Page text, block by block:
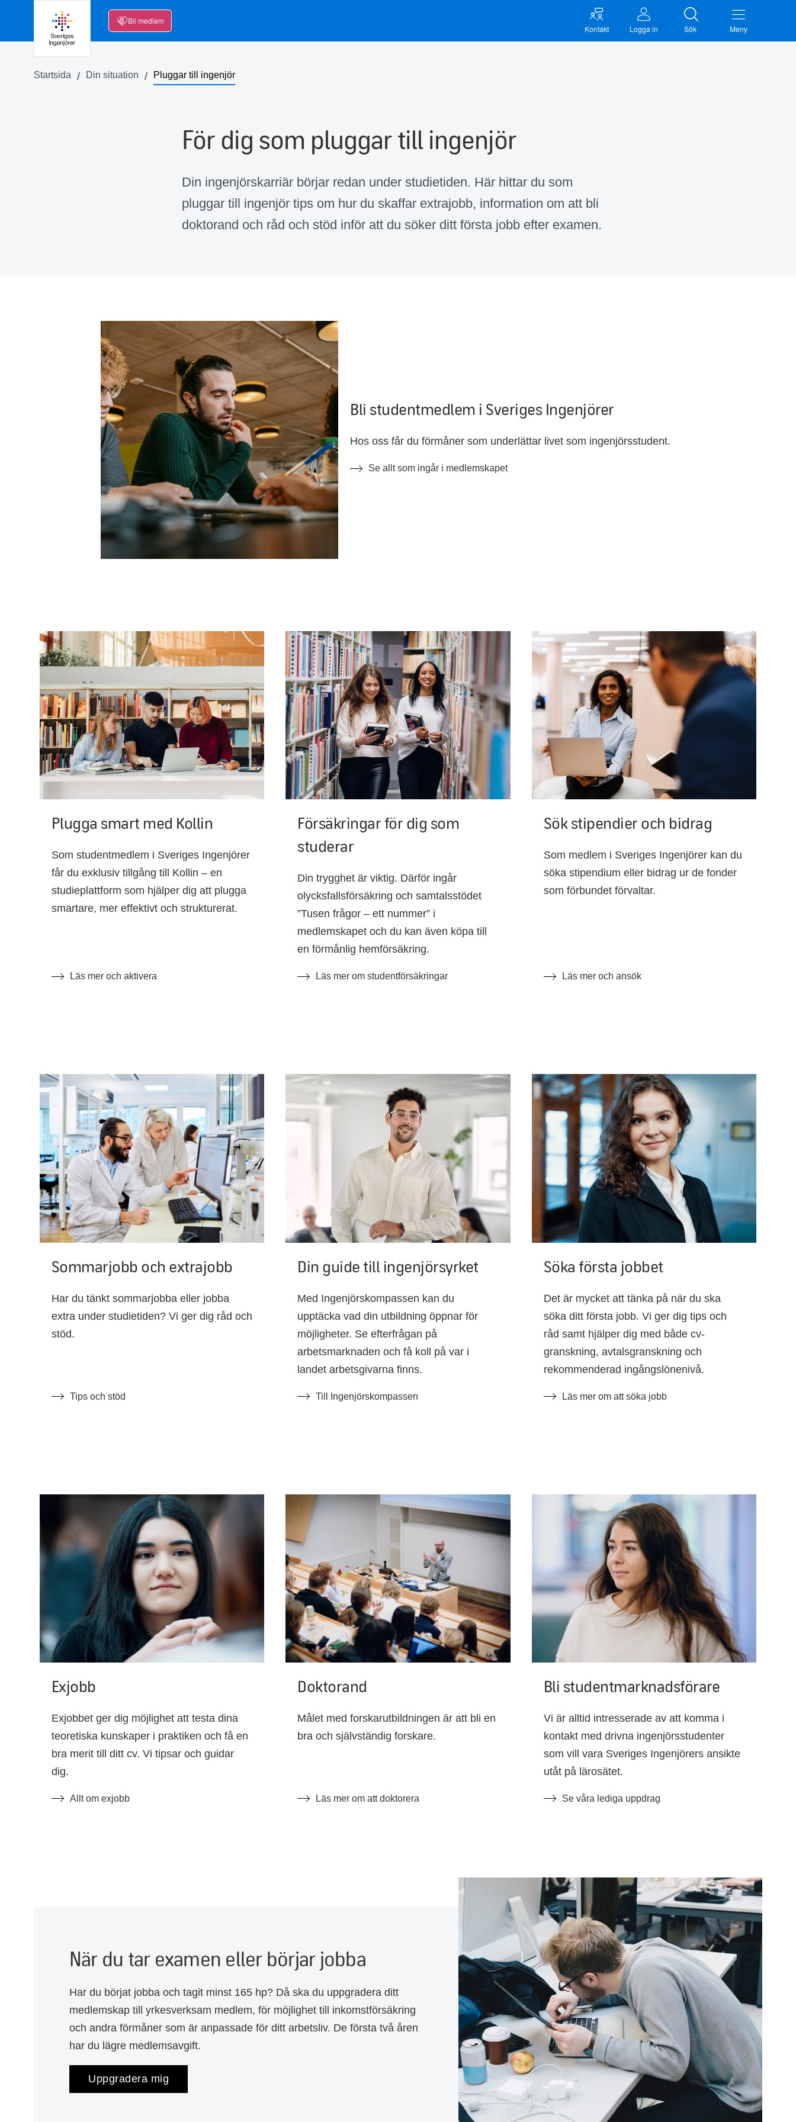
Bli medlem
Kontakt Logga in Sök Meny
Startsida Din situation Pluggar till ingenjör
För dig som pluggar till ingenjör
Din ingenjörskarriär börjar redan under studietiden. Här hittar du som
pluggar till ingenjör tips om hur du skaffar extrajobb, information om att bli
doktorand och råd och stöd inför att du söker ditt första jobb efter examen.
Bli studentmedlem i Sveriges Ingenjörer
Hos oss får du förmåner som underlättar livet som ingenjörsstudent.
Se allt som ingår i medlemskapet
Plugga smart med Kollin
Som studentmedlem i Sveriges Ingenjörer
får du exklusiv tillgång till Kollin – en
studieplattform som hjälper dig att plugga
smartare, mer effektivt och strukturerat.
Läs mer och aktivera
Försäkringar för dig som
studerar
Din trygghet är viktig. Därför ingår
olycksfallsförsäkring och samtalsstödet
”Tusen frågor – ett nummer” i
medlemskapet och du kan även köpa till
en förmånlig hemförsäkring.
Läs mer om studentförsäkringar
Sök stipendier och bidrag
Som medlem i Sveriges Ingenjörer kan du
söka stipendium eller bidrag ur de fonder
som förbundet förvaltar.
Läs mer och ansök
Sommarjobb och extrajobb
Har du tänkt sommarjobba eller jobba
extra under studietiden? Vi ger dig råd och
stöd.
Tips och stöd
Din guide till ingenjörsyrket
Med Ingenjörskompassen kan du
upptäcka vad din utbildning öppnar för
möjligheter. Se efterfrågan på
arbetsmarknaden och få koll på var i
landet arbetsgivarna finns.
Till Ingenjörskompassen
Söka första jobbet
Det är mycket att tänka på när du ska
söka ditt första jobb. Vi ger dig tips och
råd samt hjälper dig med både cv-
granskning, avtalsgranskning och
rekommenderad ingångslönenivå.
Läs mer om att söka jobb
Exjobb
Exjobbet ger dig möjlighet att testa dina
teoretiska kunskaper i praktiken och få en
bra merit till ditt cv. Vi tipsar och guidar
dig.
Allt om exjobb
Doktorand
Målet med forskarutbildningen är att bli en
bra och självständig forskare.
Läs mer om att doktorera
Bli studentmarknadsförare
Vi är alltid intresserade av att komma i
kontakt med drivna ingenjörsstudenter
som vill vara Sveriges Ingenjörers ansikte
utåt på lärosätet.
Se våra lediga uppdrag
När du tar examen eller börjar jobba
Har du börjat jobba och tagit minst 165 hp? Då ska du uppgradera ditt
medlemskap till yrkesverksam medlem, för möjlighet till inkomstförsäkring
och andra förmåner som är anpassade för ditt arbetsliv. De första två åren
har du lägre medlemsavgift.
Uppgradera mig